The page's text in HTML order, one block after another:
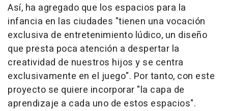
Así, ha agregado que los espacios para la
infancia en las ciudades "tienen una vocación
exclusiva de entretenimiento lúdico, un diseño
que presta poca atención a despertar la
creatividad de nuestros hijos y se centra
exclusivamente en el juego". Por tanto, con este
proyecto se quiere incorporar "la capa de
aprendizaje a cada uno de estos espacios".